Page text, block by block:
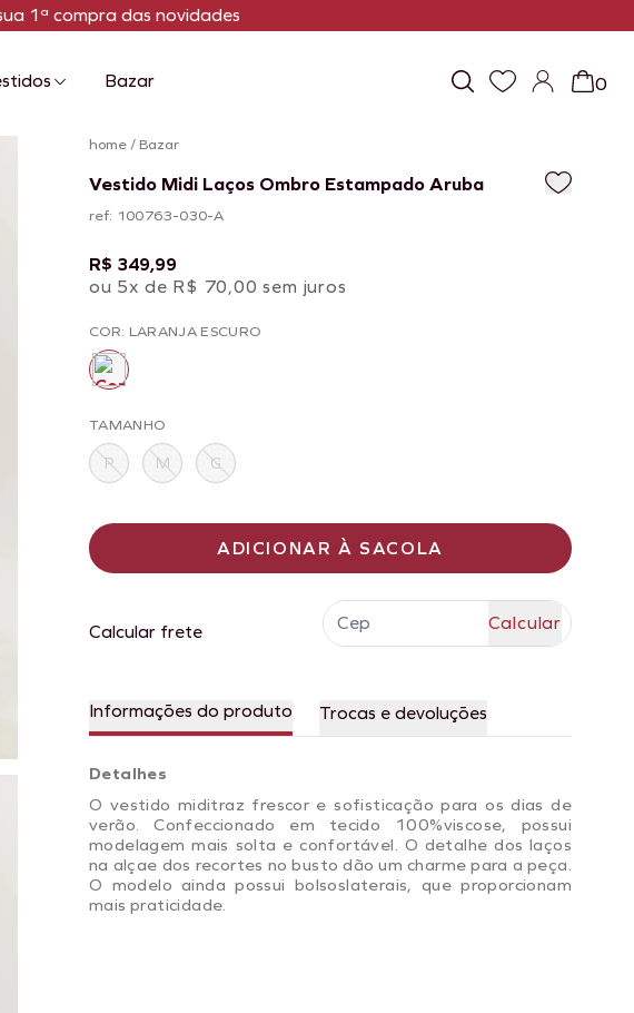
1ª compra das novidades
Bazar 0
home/ Bazar
Vestido Midi Laços Ombro Estampado Aruba
ref: 100763-030-A
R$ 349,99
ou 5x de R$ 70,00 sem juros
COR: LARANJA ESCURO
TAMANHO
P M G
ADICIONAR À SACOLA
Calcular frete
Informações do produto Trocas e devoluções
Detalhes
O vestido miditraz frescor e sofisticação para os dias de
verão. Confeccionado em tecido 100%viscose, possui
modelagem mais solta e confortável. O detalhe dos laços
na alçae dos recortes no busto dão um charme para a peça.
O modelo ainda possui bolsoslaterais, que proporcionam
mais praticidade.